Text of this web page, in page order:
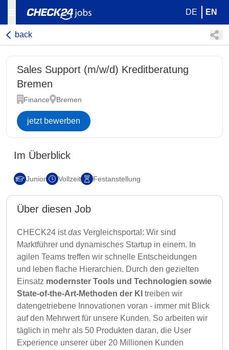
DE EN
back
Sales Support (m/w/d) Kreditberatung
Bremen
Finance Bremen
jetzt bewerben
Im Überblick
Junior Vollzeit Festanstellung
Über diesen Job
CHECK24 istdas Vergleichsportal: Wir sind
Marktführer und dynamisches Startup in einem. In
agilen Teams treffen wir schnelle Entscheidungen
und leben flache Hierarchien. Durch den gezielten
Einsatz modernster Tools und Technologien sowie
State-of-the-Art-Methoden der KI treiben wir
datengetriebene Innovationen voran - immer mit Blick
auf den Mehrwert für unsere Kunden. So arbeiten wir
täglich in mehr als 50 Produkten daran, die User
Experience unserer über 20 Millionen Kunden